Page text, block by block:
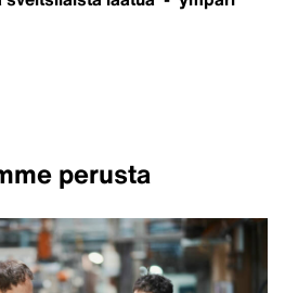
perusta